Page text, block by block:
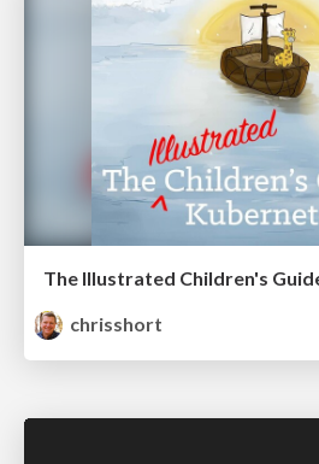
The Illustrated Children's
chrisshort